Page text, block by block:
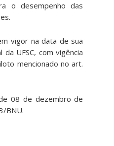
o desempenho das
vigor na data de sua
UFSC, com vigência
mencionado no art.
08 de dezembro de
BNU.